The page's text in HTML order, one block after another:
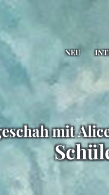
NEU
mit